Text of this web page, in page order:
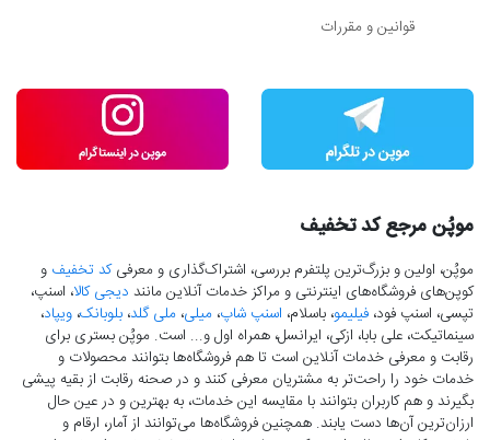
قوانین و مقررات
موپُن مرجع کد تخفیف
موپُن، اولین و بزرگ‌ترین پلتفرم بررسی، اشتراک‌گذاری و معرفیکد تخفیف و
کوپن‌های فروشگاه‌های اینترنتی و مراکز خدمات آنلاین مانند دیجی کالا، اسنپ،
تپسی، اسنپ فود، فیلیمو، باسلام، اسنپ شاپ، میلی، ملی گلد، بلوبانک، ویپاد،
سینماتیکت، علی بابا، ازکی، ایرانسل، همراه اول و... است. موپُن بستری برای
رقابت و معرفی خدمات آنلاین است تا هم فروشگاه‌ها بتوانند محصولات و
خدمات خود را راحت‌تر به مشتریان معرفی کنند و در صحنه رقابت از بقیه پیشی
بگیرند و هم کاربران بتوانند با مقایسه این خدمات، به بهترین و در عین حال
ارزان‌ترین آن‌ها دست‌ یابند. همچنین فروشگاه‌ها می‌توانند از آمار، ارقام و